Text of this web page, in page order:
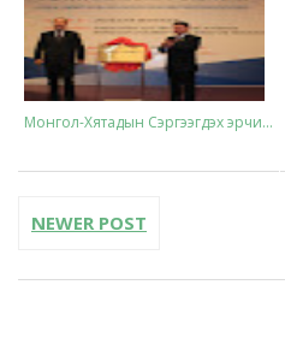
Монгол-Хятадын Сэргээгдэх эрчи...
NEWER POST